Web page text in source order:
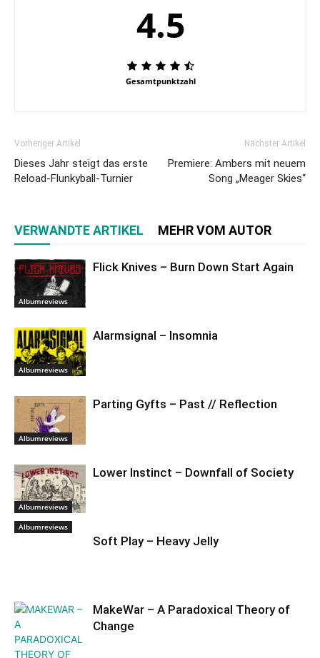
4.5
Gesamtpunktzahl
Vorheriger Artikel
Dieses Jahr steigt das erste
Reload-Flunkyball-Turnier
Nächster Artikel
Premiere: Ambers mit neuem
Song „Meager Skies“
VERWANDTE ARTIKEL MEHR VOM AUTOR
Albumreviews
Flick Knives – Burn Down Start Again
Albumreviews
Alarmsignal – Insomnia
Albumreviews
Parting Gyfts – Past // Reflection
Albumreviews
Lower Instinct – Downfall of Society
Albumreviews
Soft Play – Heavy Jelly
MakeWar – A Paradoxical Theory of
Change